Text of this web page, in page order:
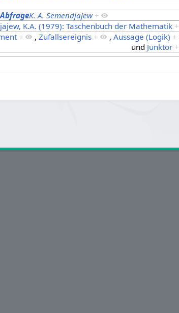
K. A. Semendjajew +
K.A. (1979): Taschenbuch der Mathematik +
+ ,Zufallsereignis + ,Aussage (Logik) +
und Junktor +